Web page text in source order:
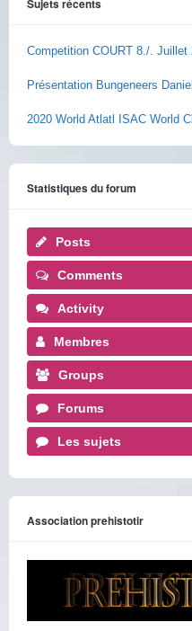
Sujets récents
Competition COURT 8./. Juillet
Présentation Bungeneers Daniel
2020 World Atlatl ISAC World
Statistiques du forum
Posts
Comments
Activity
Membres
Groups
Forums
Les sujets
Association prehistotir